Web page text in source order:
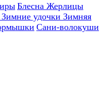
Блесна Жерлицы
Зимние удочки Зимняя
Сани-волокуши